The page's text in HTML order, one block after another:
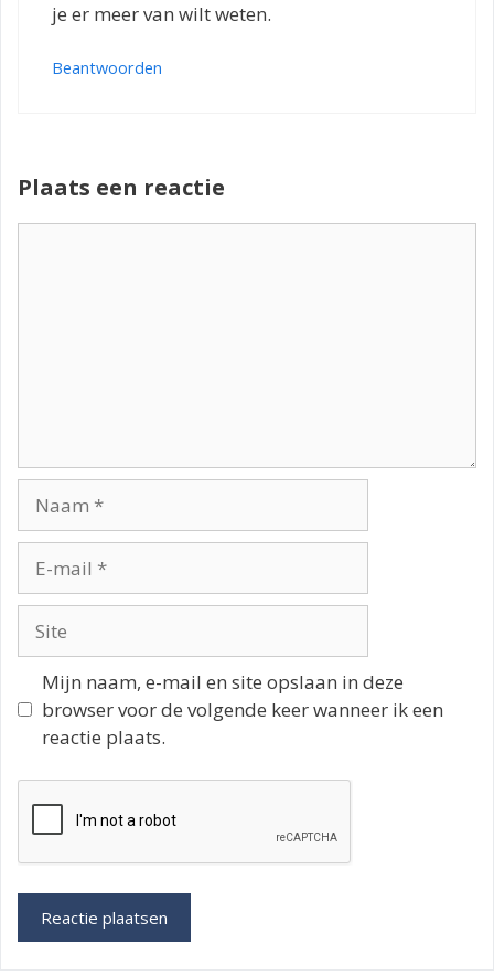
je er meer van wilt weten.
Beantwoorden
Plaats een reactie
mail
Mijn naam, e-mail en site opslaan in deze
browser voor de volgende keer wanneer ik een
reactie plaats.